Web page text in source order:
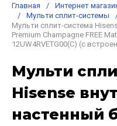
Главная / Интернет
/
Мульти сплит-системы
Мульти сплит-система
Premium Champagne FREE
12UW4RVETG00(С) (с
Мульти
Hisense
настенный